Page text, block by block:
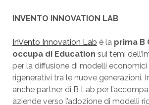
INVENTO INNOVATION LAB
InVento Innovation Lab è la prima B
occupa di Education sui temi
per la diffusione di modelli economici
rigenerativi tra le nuove generazioni.
anche partner di B Lab per
aziende verso l’adozione di modelli